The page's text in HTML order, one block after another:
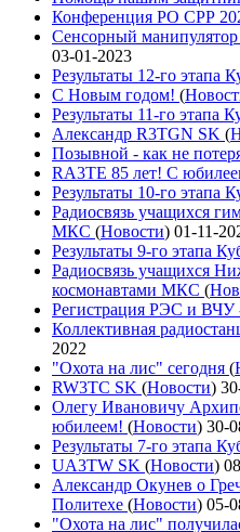
Конференция РО СРР
Сенсорный манипулятор
03-01-2023
Результаты 12-го этапа
С Новым годом! (
Результаты 11-го этапа
Александр R3TGN SK (
Позывной - как не
RA3TE 85 лет! С
Результаты 10-го этапа
Радиосвязь учащихся
МКС (Новости) 01-11-
Результаты 9-го этапа
Радиосвязь учащихся
космонавтами МКС (
Регистрация РЭС и
Коллективная
2022
"Охота на лис" сегодня (
RW3TC SK (Новости)
Олегу Ивановичу
юбилеем! (Новости) 30-
Результаты 7-го этапа
UA3TW SK (Новости)
Александр Окунев о
Политехе (Новости) 05-
"Охота на лис"